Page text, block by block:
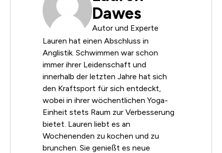
Dawes
Autor und Experte
Lauren hat einen Abschluss in
Anglistik. Schwimmen war schon
immer ihrer Leidenschaft und
innerhalb der letzten Jahre hat sich
den Kraftsport für sich entdeckt,
wobei in ihrer wöchentlichen Yoga-
Einheit stets Raum zur Verbesserung
bietet. Lauren liebt es an
Wochenenden zu kochen und zu
brunchen. Sie genießt es neue